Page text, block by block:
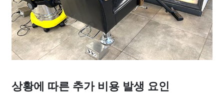
상황에 따른 추가 비용 발생 요인